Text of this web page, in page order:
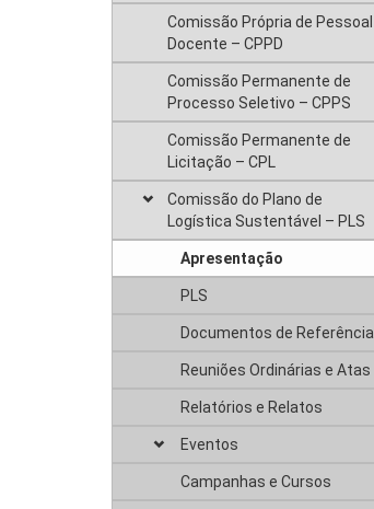
Comissão Própria de Pessoal
Docente – CPPD
Comissão Permanente de
Processo Seletivo – CPPS
Comissão Permanente de
Licitação – CPL
Comissão do Plano de
Logística Sustentável – PLS
Apresentação
PLS
Documentos de Referência
Reuniões Ordinárias e Atas
Relatórios e Relatos
Eventos
Campanhas e Cursos